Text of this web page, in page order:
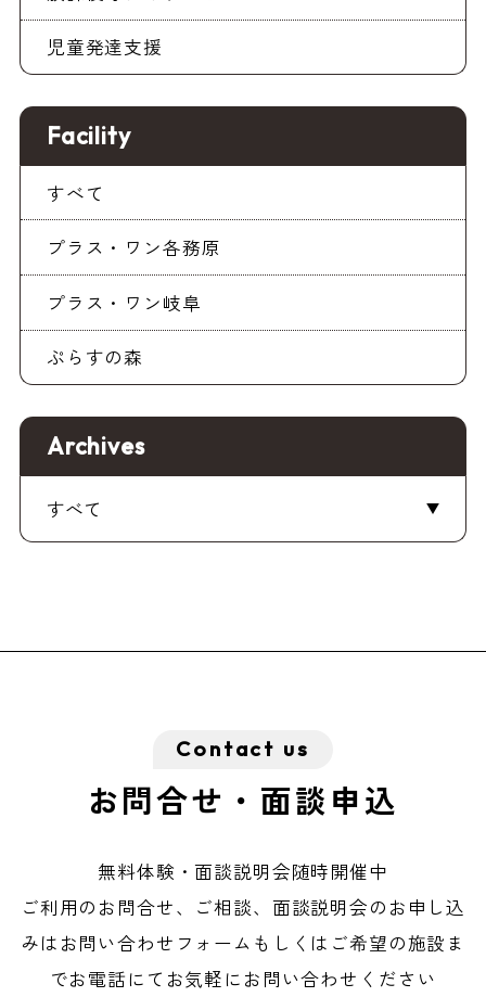
児童発達支援
Facility
すべて
プラス・ワン各務原
プラス・ワン岐阜
ぷらすの森
Archives
お問合せ・面談申込
無料体験・面談説明会随時開催中
ご利用のお問合せ、ご相談、面談説明会のお申し込
みは お問い合わせフォームもしくはご希望の施設ま
でお電話にてお気軽にお問い合わせください